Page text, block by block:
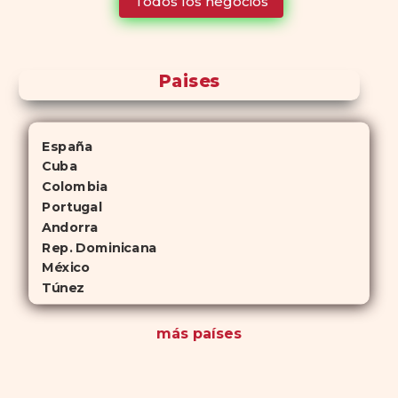
para quienes no desean planificar sus actividades románticas con
Paises
España
Cuba
Colombia
Portugal
Andorra
Rep. Dominicana
México
Túnez
más países